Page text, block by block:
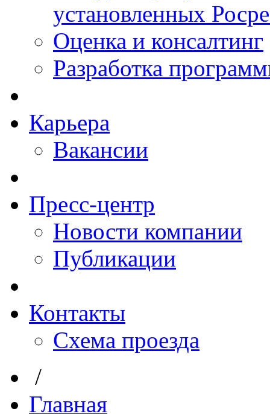
установленных
Оценка и консалтинг
Разработка
Карьера
Вакансии
Пресс-центр
Новости компании
Публикации
Контакты
Схема проезда
/
Главная